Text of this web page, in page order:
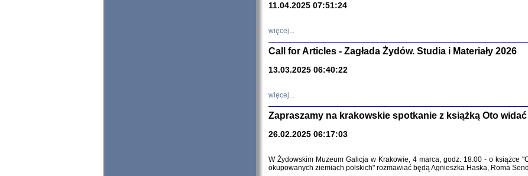
11.04.2025 07:51:24
więcej...
Call for Articles - Zagłada Żydów. Studia i Materiały 2026
13.03.2025 06:40:22
więcej...
Zapraszamy na krakowskie spotkanie z książką Oto widać
26.02.2025 06:17:03
W Żydowskim Muzeum Galicja w Krakowie, 4 marca, godz. 18.00 - o książce
okupowanych ziemiach polskich" rozmawiać będą Agnieszka Haska, Roma